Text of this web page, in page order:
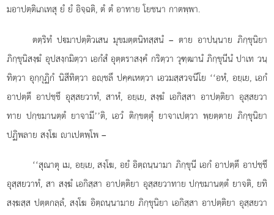
มอาปตฺติเภเทสุ ยํ ยํ อิจฺฉติ, ตํ ตํ อาทาย โยชนา กาตพฺพา.
ตตฺริทํ ปมาปตฺติวเสน มุขมตฺตนิทสฺสนํ – ตาย อาปนฺนาย ภิกฺขุนิยา
ภิกฺขุนิสงฺฆํ อุปสงฺกมิตฺวา เอกํสํ อุตฺตราสงฺคํ กริตฺวา วุฑฺฒานํ ภิกฺขุนีนํ ปาเท วนฺ
ทิตฺวา อุกฺกุฏิกํ นิสีทิตฺวา อฺชลึ ปคฺคเหตฺวา เอวมสฺสวจนีโย ‘‘อหํ, อยฺเย, เอกํ
อาปตฺตึ อาปชฺชึ อุสฺสยวาทํ, สาหํ, อยฺเย, สงฺฆํ เอกิสฺสา อาปตฺติยา อุสฺสยวา
ทาย ปกฺขมานตฺตํ ยาจามี’’ติ, เอวํ ติกฺขตฺตุํ ยาจาเปตฺวา พฺยตฺตาย ภิกฺขุนิยา
ปฏิพลาย สงฺโฆ าเปตพฺโพ –
‘‘สุณาตุ เม, อยฺเย, สงฺโฆ, อยํ อิตฺถนฺนามา ภิกฺขุนี เอกํ อาปตฺตึ อาปชฺชึ
อุสฺสยวาทํ, สา สงฺฆํ เอกิสฺสา อาปตฺติยา อุสฺสยวาทาย ปกฺขมานตฺตํ ยาจติ, ยทิ
สงฺฆสฺส ปตฺตกลฺลํ, สงฺโฆ อิตฺถนฺนามาย ภิกฺขุนิยา เอกิสฺสา อาปตฺติยา อุสฺสยวา